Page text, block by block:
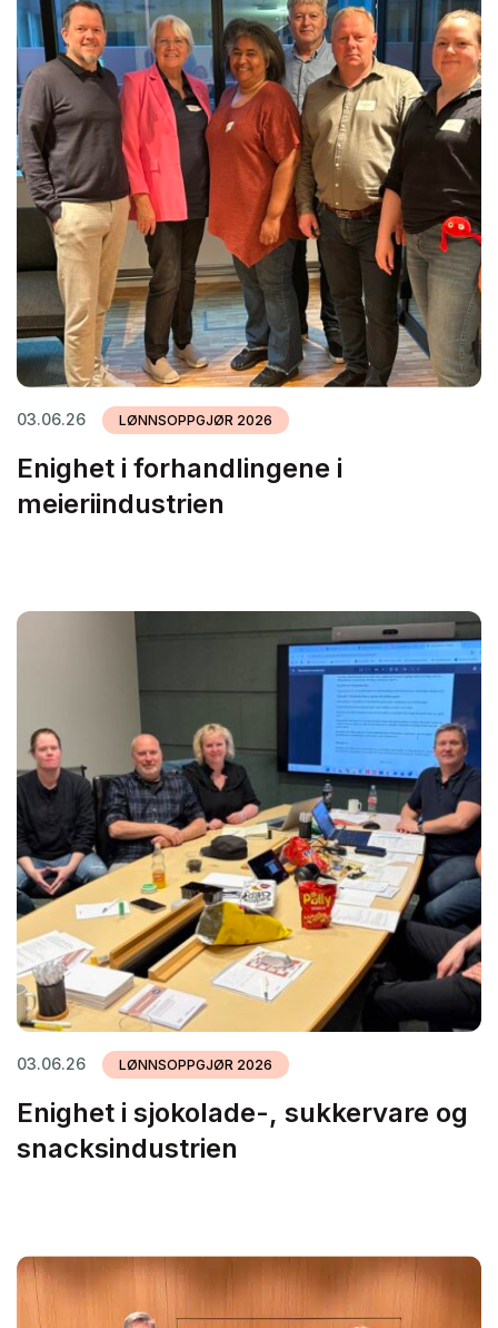
03.06.26 LØNNSOPPGJØR 2026
Enighet i forhandlingene i
meieriindustrien
03.06.26 LØNNSOPPGJØR 2026
Enighet i sjokolade-, sukkervare og
snacksindustrien